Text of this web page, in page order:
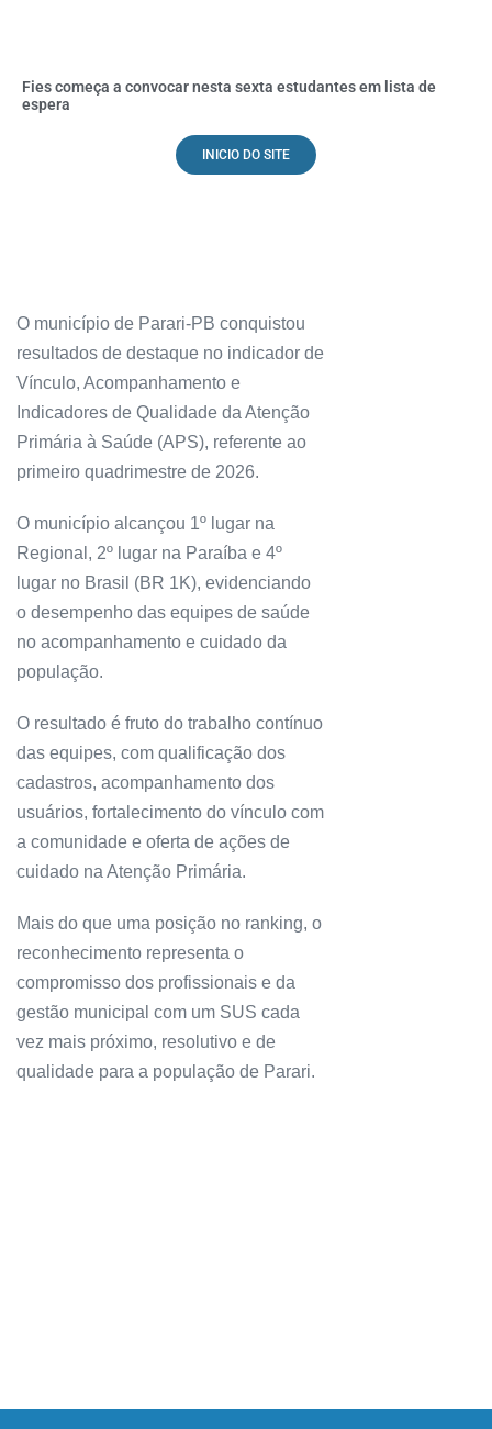
Fies começa a convocar nesta sexta estudantes em lista de
espera
INICIO DO SITE
O município de Parari-PB conquistou
resultados de destaque no indicador de
Vínculo, Acompanhamento e
Indicadores de Qualidade da Atenção
Primária à Saúde (APS), referente ao
primeiro quadrimestre de 2026.
O município alcançou 1º lugar na
Regional, 2º lugar na Paraíba e 4º
lugar no Brasil (BR 1K), evidenciando
o desempenho das equipes de saúde
no acompanhamento e cuidado da
população.
O resultado é fruto do trabalho contínuo
das equipes, com qualificação dos
cadastros, acompanhamento dos
usuários, fortalecimento do vínculo com
a comunidade e oferta de ações de
cuidado na Atenção Primária.
Mais do que uma posição no ranking, o
reconhecimento representa o
compromisso dos profissionais e da
gestão municipal com um SUS cada
vez mais próximo, resolutivo e de
qualidade para a população de Parari.